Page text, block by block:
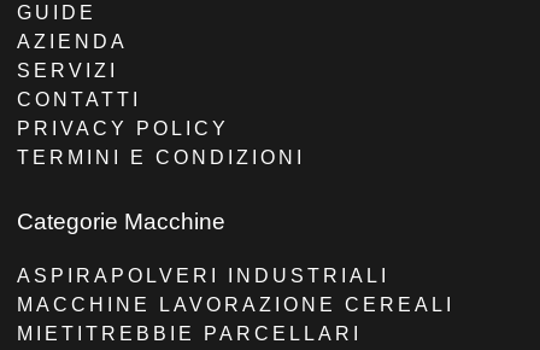
GUIDE
AZIENDA
SERVIZI
CONTATTI
PRIVACY POLICY
TERMINI E CONDIZIONI
Categorie Macchine
ASPIRAPOLVERI INDUSTRIALI
MACCHINE LAVORAZIONE CEREALI
MIETITREBBIE PARCELLARI